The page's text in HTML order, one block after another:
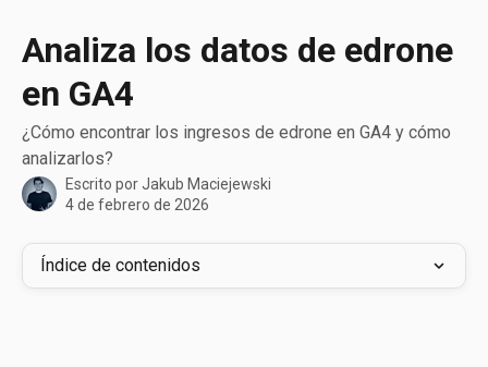
Analiza los datos de edrone
en GA4
¿Cómo encontrar los ingresos de edrone en GA4 y cómo
analizarlos?
Escrito porJakub Maciejewski
4 de febrero de 2026
Índice de contenidos